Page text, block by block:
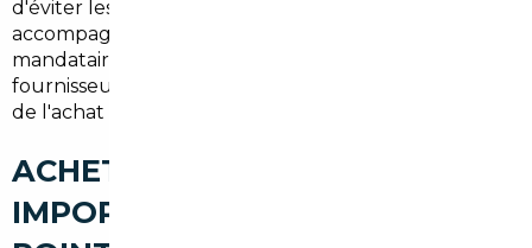
d'éviter les recherches fastidieuses et d'obtenir un
accompagnement administratif complet. Le
mandataire négocie des remises auprès des
fournisseurs et coordonne l'ensemble du processus,
de l'achat à la livraison.
ACHETER UNE VOITURE
IMPORTÉE À MONTROUGE : LES